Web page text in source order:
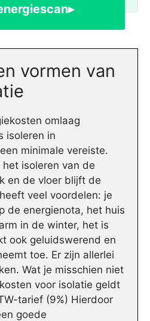
vormen van
omlaag
isoleren in
minimale vereiste.
isoleren van de
en de vloer blijft de
veel voordelen: je
de energienota, het huis
in de winter, het is
ook geluidswerend en
toe. Er zijn allerlei
Wat je misschien niet
voor isolatie geldt
tarief (9%) Hierdoor
goede